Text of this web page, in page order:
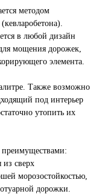
методом
в любой дизайн
мощения дорожек,
элемента.
Также возможно
под интерьер
утопить их
преимуществами:
из сверх
морозостойкостью,
дорожки.